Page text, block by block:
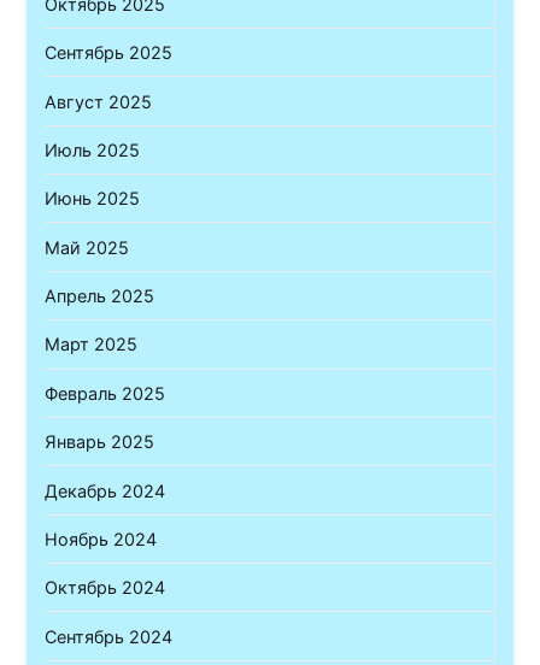
Сентябрь 2025
Август 2025
Июль 2025
Июнь 2025
Май 2025
Апрель 2025
Март 2025
Февраль 2025
Январь 2025
Декабрь 2024
Ноябрь 2024
Октябрь 2024
Сентябрь 2024